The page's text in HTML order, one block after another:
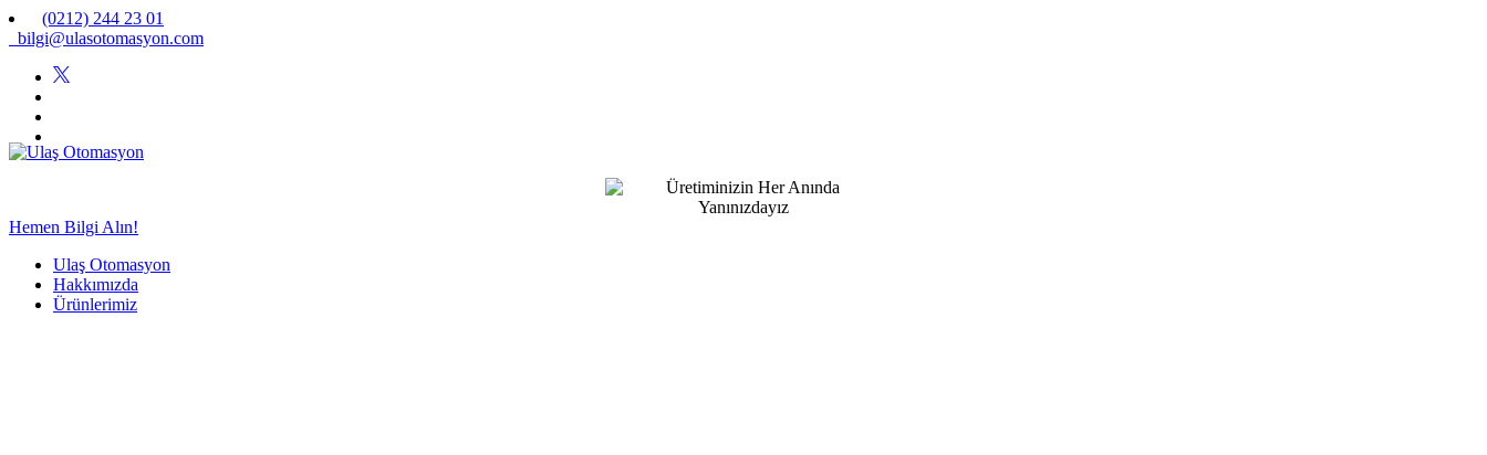
(0212) 244 23 01
bilgi@ulasotomasyon.com
Hemen Bilgi Alın!
Ulaş Otomasyon
Hakkımızda
Ürünlerimiz